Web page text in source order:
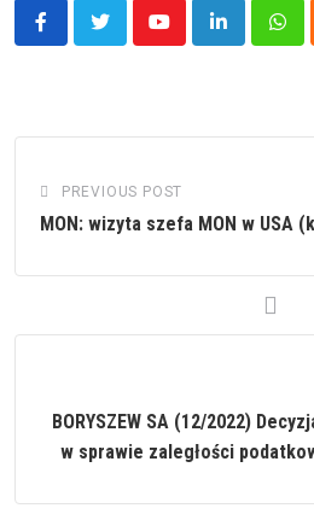
YoutubeLinkedIn
PREVIOUS POST
MON: wizyta szefa MON w USA
BORYSZEW SA (12/2022)
w sprawie zaległości